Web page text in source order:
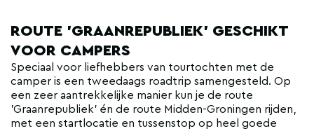
ROUTE 'GRAANREPUBLIEK' GESCHIKT
VOOR CAMPERS
Speciaal voor liefhebbers van tourtochten met de
camper is een tweedaags roadtrip samengesteld. Op
een zeer aantrekkelijke manier kun je de route
'Graanrepubliek' én de route Midden-Groningen rijden,
met een startlocatie en tussenstop op heel goede